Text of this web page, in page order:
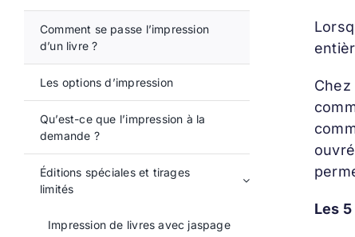
Comment se passe l’impression
d’un livre ?
Les options d’impression
Qu’est-ce que l’impression à la
demande ?
Éditions spéciales et tirages
limités
Impression de livres avec jaspage
Les